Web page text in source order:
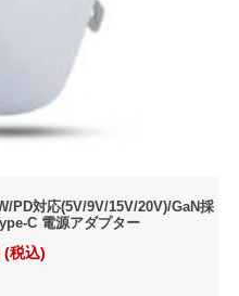
PD対応(5V/9V/15V/20V)/GaN採
C 電源アダプター
(税込)